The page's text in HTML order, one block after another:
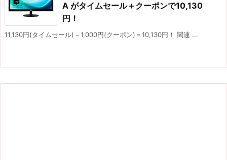
A がタイムセール＋クーポンで10,130
円！
11,130円(タイムセール)－1,000円(クーポン)＝10,130円！ 関連 ...